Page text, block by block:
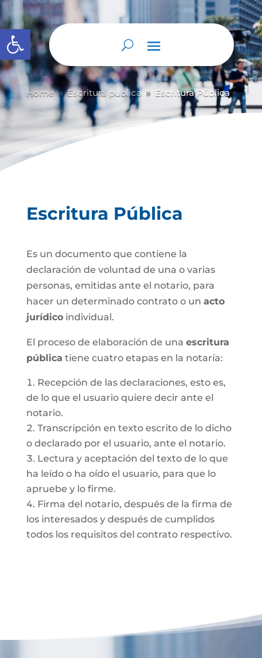
Abrir barra de herramientas
Home 9 Escritura publica 9 Escritura Pública
Escritura Pública
Es un documento que contiene la
declaración de voluntad de una o varias
personas, emitidas ante el notario, para
hacer un determinado contrato o un acto
jurídicoindividual.
El proceso de elaboración de una escritura
pública tiene cuatro etapas en la notaría:
Recepción de las declaraciones, esto es,
de lo que el usuario quiere decir ante el
notario.
Transcripción en texto escrito de lo dicho
o declarado por el usuario, ante el notario.
Lectura y aceptación del texto de lo que
ha leído o ha oído el usuario, para que lo
apruebe y lo firme.
Firma del notario, después de la firma de
los interesados y después de cumplidos
todos los requisitos del contrato respectivo.